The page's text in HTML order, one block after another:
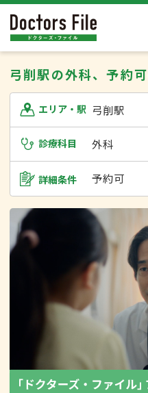
弓削駅の外科、予約可
エリア・駅 弓削駅
診療科目 外科
詳細条件 予約可